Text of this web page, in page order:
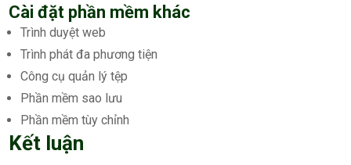
Cài đặt phần mềm khác
Trình duyệt web
Trình phát đa phương tiện
Công cụ quản lý tệp
Phần mềm sao lưu
Phần mềm tùy chỉnh
Kết luận